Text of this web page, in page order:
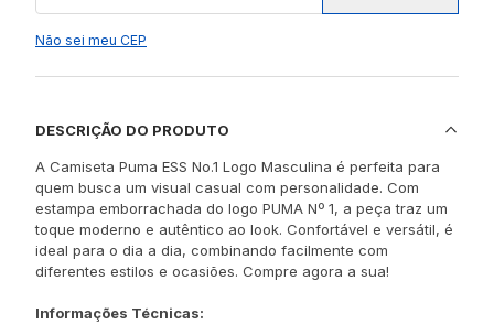
Não sei meu CEP
DESCRIÇÃO DO PRODUTO
A Camiseta Puma ESS No.1 Logo Masculina é perfeita para
quem busca um visual casual com personalidade. Com
estampa emborrachada do logo PUMA Nº 1, a peça traz um
toque moderno e autêntico ao look. Confortável e versátil, é
ideal para o dia a dia, combinando facilmente com
diferentes estilos e ocasiões. Compre agora a sua!
Informações Técnicas: